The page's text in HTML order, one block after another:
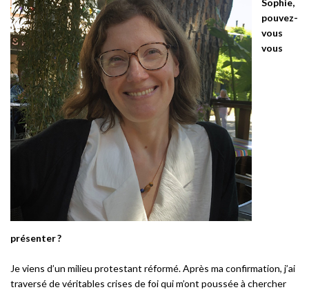
Sophie,
pouvez-
vous
vous
présenter ?
Je viens d’un milieu protestant réformé. Après ma confirmation, j’ai
traversé de véritables crises de foi qui m’ont poussée à chercher